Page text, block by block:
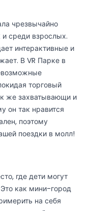
чрезвычайно
среди взрослых.
интерактивные и
В VR Парке в
торговый
же захватывающи и
он так нравится
поэтому
поездки в молл!
где дети могут
как мини-город
на себя